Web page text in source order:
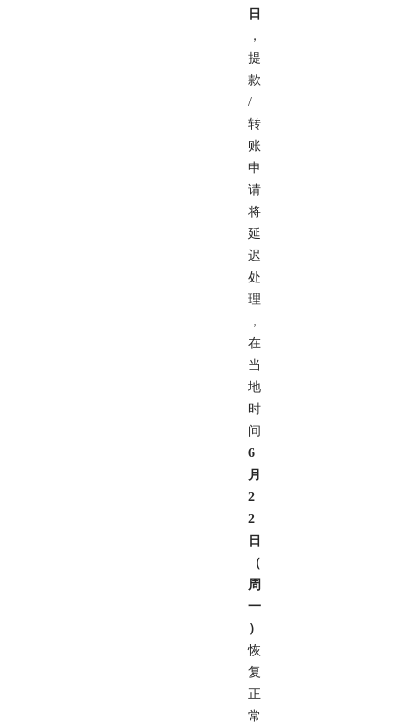
日
，
提
款
/
转
账
申
请
将
延
迟
处
理
，
在
当
地
时
间
6
月
2
2
日
（
周
一
）
恢
复
正
常